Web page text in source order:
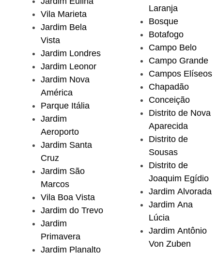
Vila Marieta
Jardim Bela
Vista
Jardim Londres
Jardim Leonor
Jardim Nova
América
Parque Itália
Jardim
Aeroporto
Jardim Santa
Cruz
Jardim São
Marcos
Vila Boa Vista
Jardim do Trevo
Jardim
Primavera
Jardim Planalto
Laranja
Bosque
Botafogo
Campo Belo
Campo Grande
Campos Elíseos
Chapadão
Conceição
Distrito de Nova
Aparecida
Distrito de
Sousas
Distrito de
Joaquim Egídio
Jardim Alvorada
Jardim Ana
Lúcia
Jardim Antônio
Von Zuben